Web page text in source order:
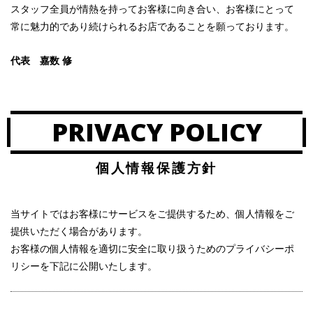
スタッフ全員が情熱を持ってお客様に向き合い、お客様にとって
常に魅力的であり続けられるお店であることを願っております。
代表 嘉数 修
PRIVACY POLICY
個人情報保護方針
当サイトではお客様にサービスをご提供するため、個人情報をご
提供いただく場合があります。
お客様の個人情報を適切に安全に取り扱うためのプライバシーポ
リシーを下記に公開いたします。